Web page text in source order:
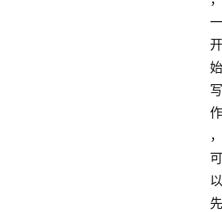
一
开
始
写
作
，
可
以
先